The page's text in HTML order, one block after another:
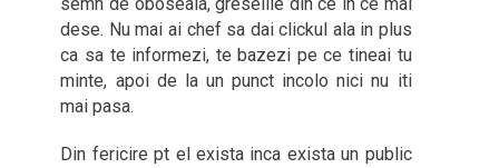
dese. Nu mai ai chef sa dai clickul ala in plus
ca sa te informezi, te bazezi pe ce tineai tu
minte, apoi de la un punct incolo nici nu iti
mai pasa.
Din fericire pt el exista inca exista un public